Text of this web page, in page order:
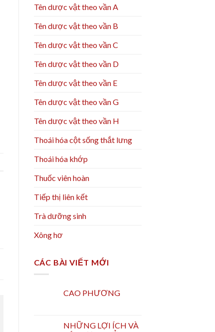
Tên dược vật theo vần A
Tên dược vật theo vần B
Tên dược vật theo vần C
Tên dược vật theo vần D
Tên dược vật theo vần E
Tên dược vật theo vần G
Tên dược vật theo vần H
Thoái hóa cột sống thắt lưng
Thoái hóa khớp
Thuốc viên hoàn
Tiếp thị liên kết
Trà dưỡng sinh
Xông hơ
CÁC BÀI VIẾT MỚI
CAO PHƯƠNG
NHỮNG LỢI ÍCH VÀ